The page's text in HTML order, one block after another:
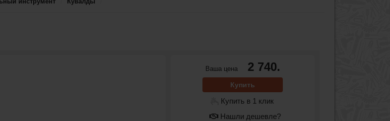
Ваша цена 2 740.
Купить
Купить в 1 клик
Нашли дешевле?